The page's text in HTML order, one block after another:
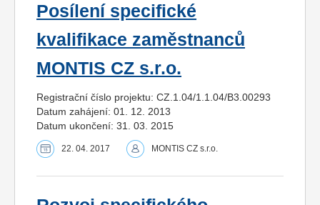
Posílení specifické
kvalifikace zaměstnanců
MONTIS CZ s.r.o.
Registrační číslo projektu: CZ.1.04/1.1.04/B3.00293
Datum zahájení: 01. 12. 2013
Datum ukončení: 31. 03. 2015
22. 04. 2017 MONTIS CZ s.r.o.